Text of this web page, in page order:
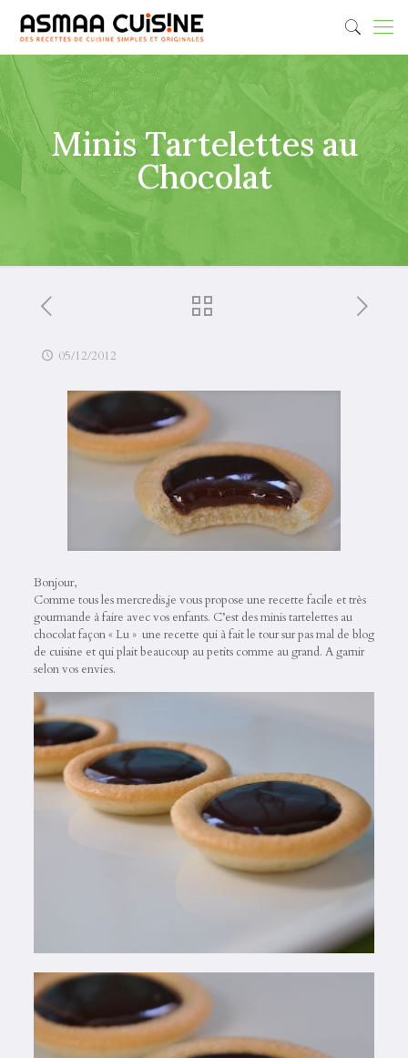
Minis Tartelettes au
Chocolat
05/12/2012
Bonjour,
Comme tous les mercredis,je vous propose une recette facile et très
gourmande à faire avec vos enfants. C’est des minis tartelettes au
chocolat façon « Lu » une recette qui à fait le tour sur pas mal de blog
de cuisine et qui plait beaucoup au petits comme au grand. A garnir
selon vos envies.